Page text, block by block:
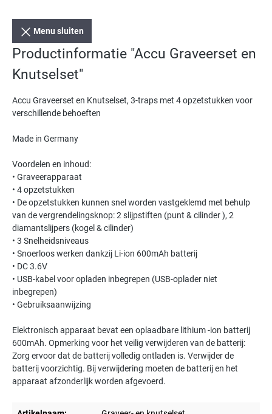
Menu sluiten
Productinformatie "Accu Graveerset en
Knutselset"
Accu Graveerset en Knutselset, 3-traps met 4 opzetstukken voor
verschillende behoeften
Made in Germany
Voordelen en inhoud:
• Graveerapparaat
• 4 opzetstukken
• De opzetstukken kunnen snel worden vastgeklemd met behulp
van de vergrendelingsknop: 2 slijpstiften (punt & cilinder ), 2
diamantslijpers (kogel & cilinder)
• 3 Snelheidsniveaus
• Snoerloos werken dankzij Li-ion 600mAh batterij
• DC 3.6V
• USB-kabel voor opladen inbegrepen (USB-oplader niet
inbegrepen)
• Gebruiksaanwijzing
Elektronisch apparaat bevat een oplaadbare lithium -ion batterij
600mAh. Opmerking voor het veilig verwijderen van de batterij:
Zorg ervoor dat de batterij volledig ontladen is. Verwijder de
batterij voorzichtig. Bij verwijdering moeten de batterij en het
apparaat afzonderlijk worden afgevoerd.